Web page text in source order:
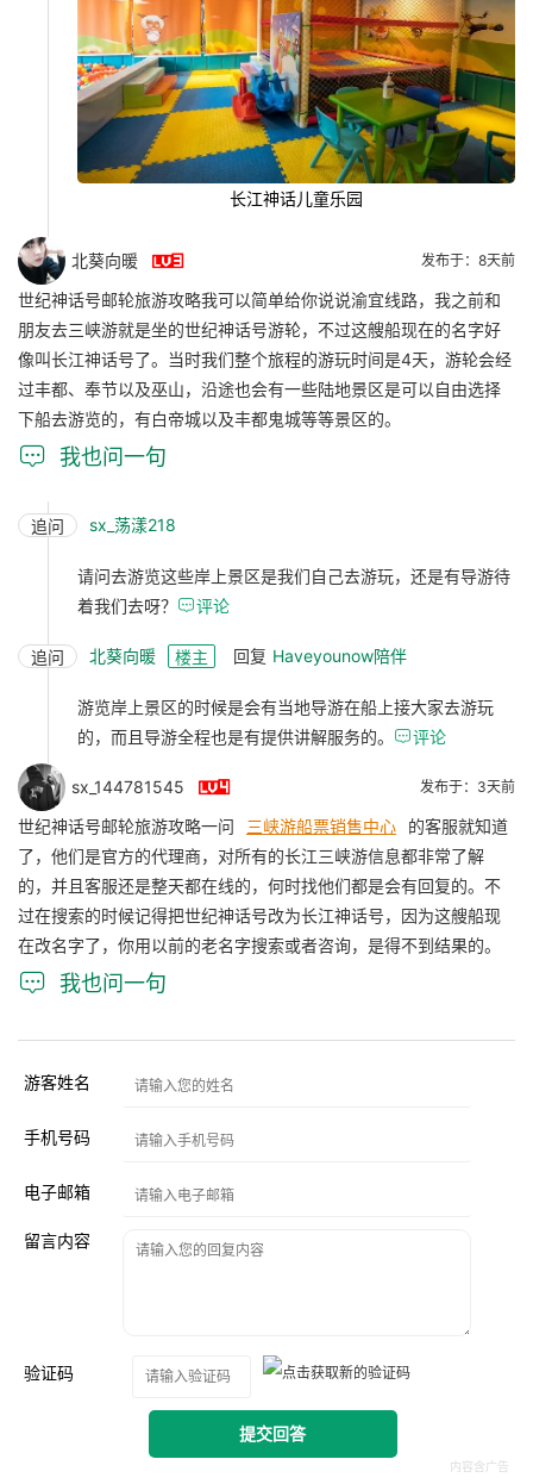
长江神话儿童乐园
北葵向暖  发布于：8天前
世纪神话号邮轮旅游攻略我可以简单给你说说渝宜线路，我之前和
朋友去三峡游就是坐的世纪神话号游轮，不过这艘船现在的名字好
像叫长江神话号了。当时我们整个旅程的游玩时间是4天，游轮会经
过丰都、奉节以及巫山，沿途也会有一些陆地景区是可以自由选择
下船去游览的，有白帝城以及丰都鬼城等等景区的。
 我也问一句
追问 sx_荡漾218
请问去游览这些岸上景区是我们自己去游玩，还是有导游待
着我们去呀？ 评论
追问 北葵向暖 楼主 回复 Haveyounow陪伴
游览岸上景区的时候是会有当地导游在船上接大家去游玩
的，而且导游全程也是有提供讲解服务的。 评论
sx_144781545  发布于：3天前
世纪神话号邮轮旅游攻略一问 三峡游船票销售中心
的客服就知道
了，他们是官方的代理商，对所有的长江三峡游信息都非常了解
的，并且客服还是整天都在线的，何时找他们都是会有回复的。不
过在搜索的时候记得把世纪神话号改为长江神话号，因为这艘船现
在改名字了，你用以前的老名字搜索或者咨询，是得不到结果的。
 我也问一句
游客姓名
手机号码
电子邮箱
留言内容
验证码
提交回答